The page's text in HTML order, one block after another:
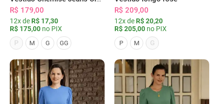
R$ 179,00
12x de R$ 17,30
R$ 175,00 no PIX
P
M G GG
R$ 209,00
12x de R$ 20,20
R$ 205,00 no PIX
P M G